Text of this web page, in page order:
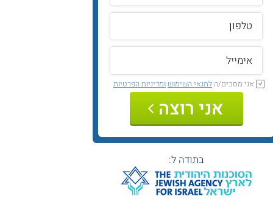
אני מסכים/הלתנאי השימוש ומדיניות הפרטיות
אני רוצה
בתודה ל: